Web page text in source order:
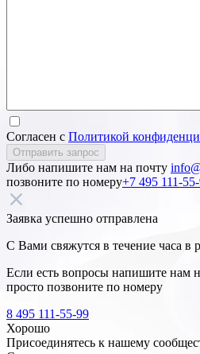
Согласен с Политикой
Отправить запрос
Либо напишите нам на почту
позвоните по номеру+7 495 111-
Заявка успешно отправлена
С Вами свяжутся в течение часа в
Если есть вопросы напишите нам
просто позвоните по номеру
8 495 111-55-99
Хорошо
Присоединятесь к нашему